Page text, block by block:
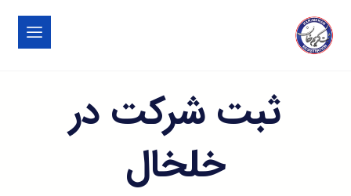
ثبت شرکت در
خلخال